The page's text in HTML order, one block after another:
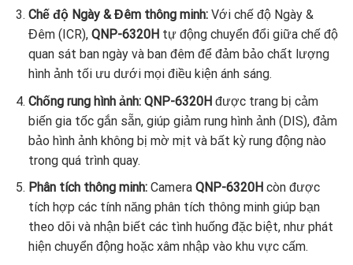
Chế độ Ngày & Đêm thông minh:Với chế độ Ngày &
Đêm (ICR), QNP-6320Htự động chuyển đổi giữa chế độ
quan sát ban ngày và ban đêm để đảm bảo chất lượng
hình ảnh tối ưu dưới mọi điều kiện ánh sáng.
Chống rung hình ảnh: QNP-6320Hđược trang bị cảm
biến gia tốc gắn sẵn, giúp giảm rung hình ảnh (DIS), đảm
bảo hình ảnh không bị mờ mịt và bất kỳ rung động nào
trong quá trình quay.
Phân tích thông minh:Camera QNP-6320H còn được
tích hợp các tính năng phân tích thông minh giúp bạn
theo dõi và nhận biết các tình huống đặc biệt, như phát
hiện chuyển động hoặc xâm nhập vào khu vực cấm.